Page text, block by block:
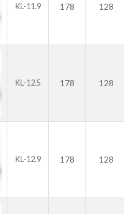
KL-11.9 178 128
KL-12.5 178 128
KL-12.9 178 128